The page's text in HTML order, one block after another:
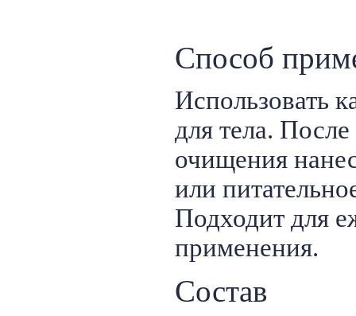
Способ
Использовать
для тела.
очищения
или
Подходит для
применения.
Состав